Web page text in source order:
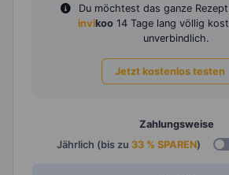
Du möchtest das ganze
invikoo 14 Tage lang völlig
unverbindlich.
Jetzt kostenlos testen
Zahlungsweise
Jährlich (bis zu 33 % SPAREN)